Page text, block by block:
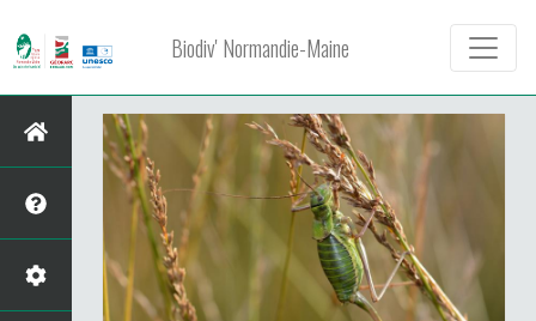
Biodiv' Normandie-Maine